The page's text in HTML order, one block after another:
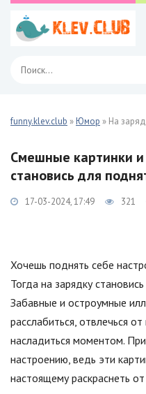
funny.klev.club »Юмор » На
Смешные картинки
становись для
17-03-2024, 17:49 321
Хочешь поднять себе
Тогда на зарядку
Забавные и остроумные
расслабиться, отвлечься
насладиться моментом.
настроению, ведь эти
настоящему раскраснеть